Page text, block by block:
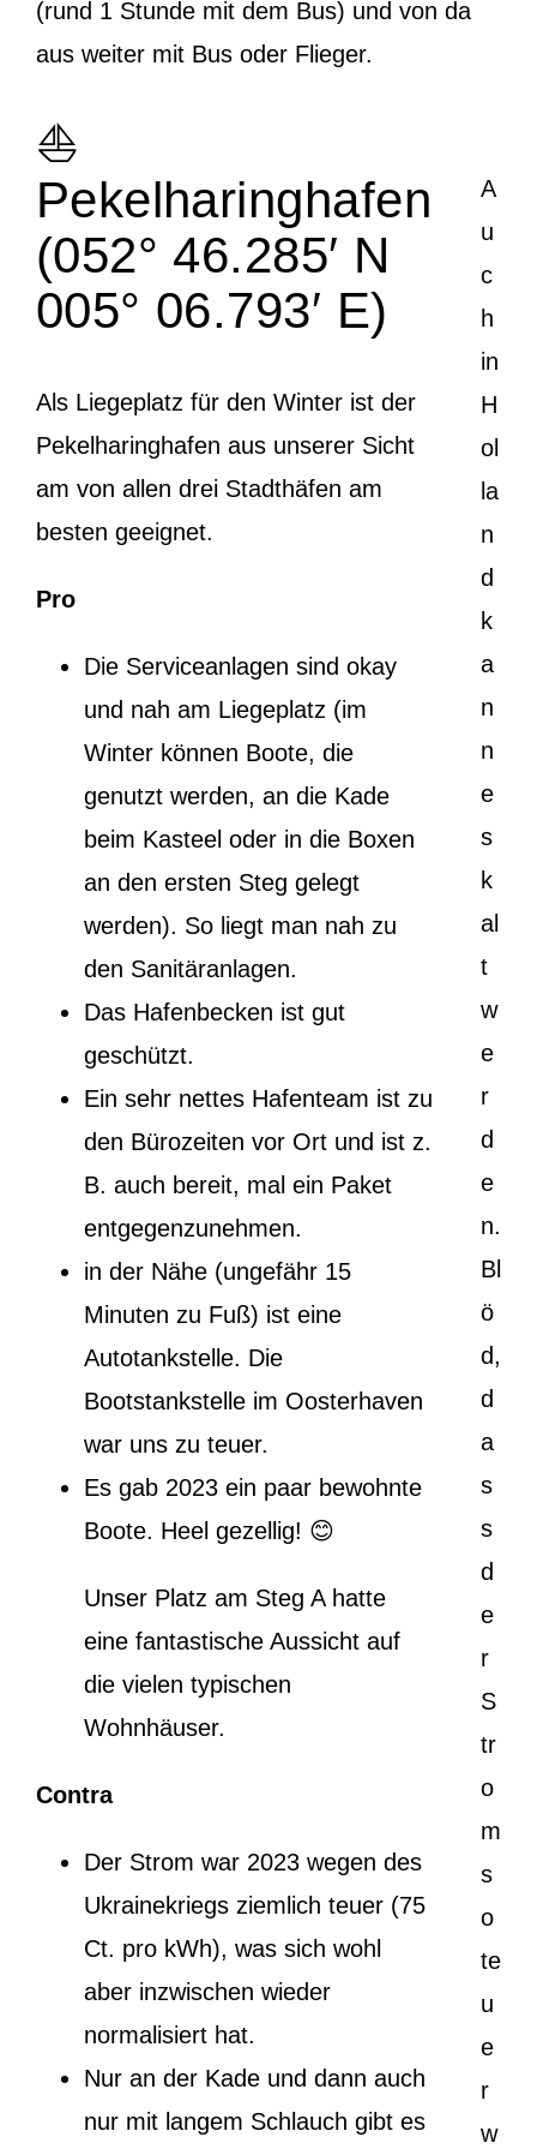
(rund 1 Stunde mit dem Bus) und von da
aus weiter mit Bus oder Flieger.
A
u
c
h
in
H
ol
la
n
d
k
a
n
n
e
s
k
al
t
w
e
r
d
e
n.
Bl
ö
d,
d
a
s
s
d
e
r
S
tr
o
m
s
o
te
u
e
r
w
⛵
Pekelharinghafen
(052° 46.285′ N
005° 06.793′ E)
Als Liegeplatz für den Winter ist der
Pekelharinghafen aus unserer Sicht
am von allen drei Stadthäfen am
besten geeignet.
Pro
Die Serviceanlagen sind okay
und nah am Liegeplatz (im
Winter können Boote, die
genutzt werden, an die Kade
beim Kasteel oder in die Boxen
an den ersten Steg gelegt
werden). So liegt man nah zu
den Sanitäranlagen.
Das Hafenbecken ist gut
geschützt.
Ein sehr nettes Hafenteam ist zu
den Bürozeiten vor Ort und ist z.
B. auch bereit, mal ein Paket
entgegenzunehmen.
in der Nähe (ungefähr 15
Minuten zu Fuß) ist eine
Autotankstelle. Die
Bootstankstelle im Oosterhaven
war uns zu teuer.
Es gab 2023 ein paar bewohnte
Boote. Heel gezellig! 😊
Unser Platz am Steg A hatte
eine fantastische Aussicht auf
die vielen typischen
Wohnhäuser.
Contra
Der Strom war 2023 wegen des
Ukrainekriegs ziemlich teuer (75
Ct. pro kWh), was sich wohl
aber inzwischen wieder
normalisiert hat.
Nur an der Kade und dann auch
nur mit langem Schlauch gibt es